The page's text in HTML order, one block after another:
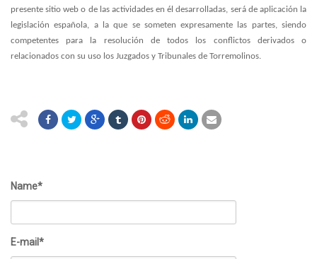
presente sitio web o de las actividades en él desarrolladas, será de aplicación la
legislación española, a la que se someten expresamente las partes, siendo
competentes para la resolución de todos los conflictos derivados o
relacionados con su uso los Juzgados y Tribunales de Torremolinos.
Name*
E-mail*